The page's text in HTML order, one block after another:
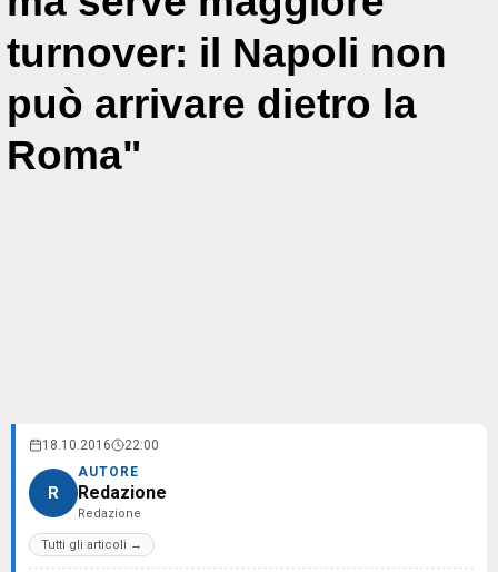
turnover: il Napoli non
può arrivare dietro la
Roma"
18.10.2016 22:00
R
AUTORE
Redazione
Redazione
Tutti gli articoli →